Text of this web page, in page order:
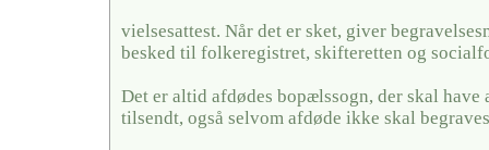
vielsesattest. Når det er sket, giver
besked til folkeregistret, skifteretten og
Det er altid afdødes bopælssogn, der skal have
tilsendt, også selvom afdøde ikke skal